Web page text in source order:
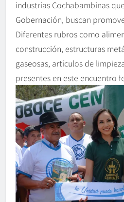
industrias Cochabambinas
Gobernación, buscan
Diferentes rubros como
construcción, estructuras
gaseosas, artículos de
presentes en este encuentro